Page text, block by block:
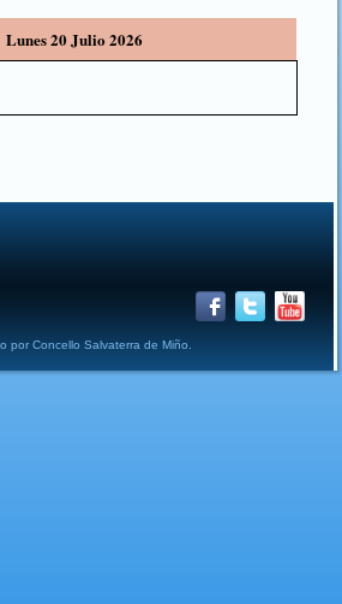
Lunes 20 Julio 2026
por Concello Salvaterra de Miño.